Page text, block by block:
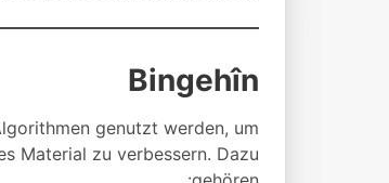
Bingehîn
genutzt werden, um
Material zu verbessern. Dazu